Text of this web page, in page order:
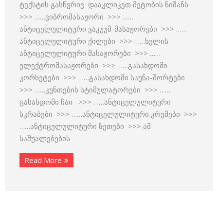
ტექსტის გასწვრივ დააკლიკეთ მეტობის ნიშანს
>>> ……ვიბრომასაჟორი >>> ……
ანტიცელულიტური ვაკუუმ-მასაჟორები >>> ……
ანტიცელულიტური ქილები >>> ……ხელის
ანტიცელულიტური მასაჟორები >>> ……
ელექტრომასაჟორები >>> ……გასახდომი
კორსეტები >>> ……გასახდომი საუნა-შორტები
>>> ……კუნთების სტიმულატორები >>> ……
გასახდომი ჩაი >>> ……ანტიცელულიტური
სკრაბები >>> ……ანტიცელულიტური კრემები >>>
……ანტიცელულიტური ზეთები >>> ამ
საშუალებების
Read More